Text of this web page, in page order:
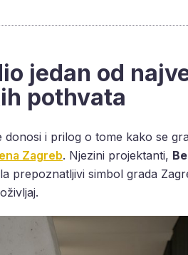
jedan od
pothvata
donosi i prilog o tome kako se
Zagreb. Njezini projektanti,
prepoznatljivi simbol grada